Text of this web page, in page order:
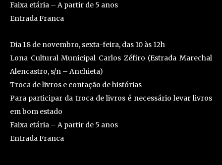
Faixa etária – A partir de 5 anos
Entrada Franca
Dia 18 de novembro, sexta-feira, das 10 às 12h
Lona Cultural Municipal Carlos Zéfiro (Estrada Marechal
Alencastro, s/n – Anchieta)
Troca de livros e contação de histórias
Para participar da troca de livros é necessário levar livros
em bom estado
Faixa etária – A partir de 5 anos
Entrada Franca